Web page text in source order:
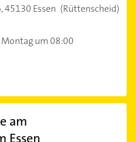
45130 Essen (Rüttenscheid)
um 08:00
am
Essen